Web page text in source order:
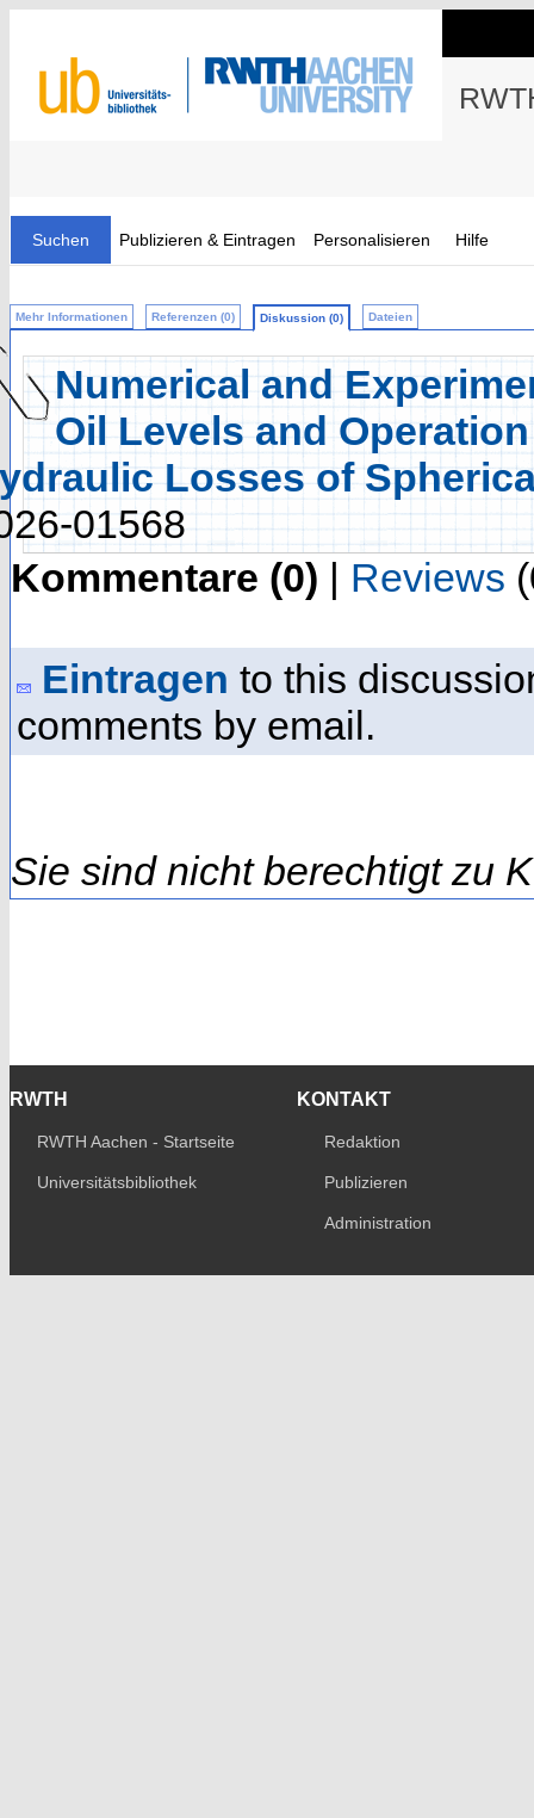
Suchen Publizieren & Eintragen Personalisieren Hilfe
Mehr Informationen Referenzen (0) Diskussion (0) Dateien
Numerical and
Oil Levels and
Losses of
01568
Kommentare (0) | Reviews
Eintragen to this
comments by email.
Sie sind nicht berechtigt zu
RWTH
RWTH Aachen - Startseite
Universitätsbibliothek
KONTAKT
Redaktion
Publizieren
Administration